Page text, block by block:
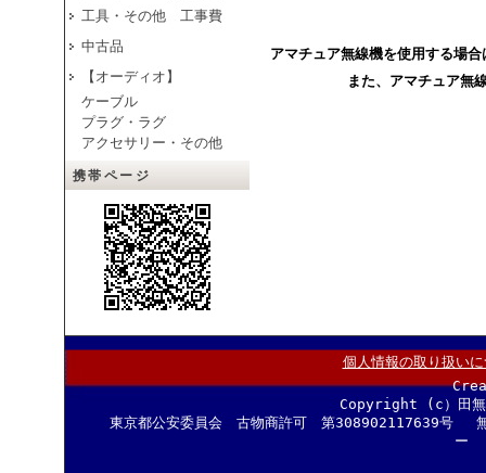
工具・その他 工事費
中古品
【オーディオ】
ケーブル
プラグ・ラグ
アクセサリー・その他
携帯ページ
アマチュア無線機を使用する場
また、アマチュア無
個人情報の取り扱い
Copyright (c）田
東京都公安委員会 古物商許可 第308902117639号